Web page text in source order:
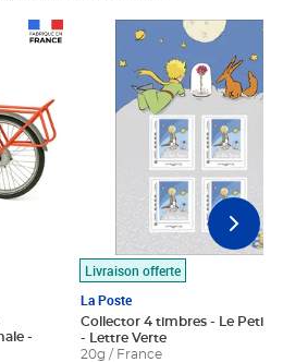
Livraison offerte
La Poste
Collector 4 timbres - Le Petit
- Lettre Verte
20g / France
Prix 7,50€